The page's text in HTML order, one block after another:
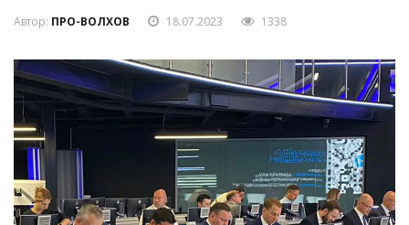
Автор: ПРО-ВОЛХОВ 18.07.2023 1338